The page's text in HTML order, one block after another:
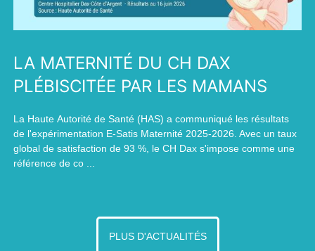
LA MATERNITÉ DU CH DAX
PLÉBISCITÉE PAR LES MAMANS
La Haute Autorité de Santé (HAS) a communiqué les résultats
de l'expérimentation E-Satis Maternité 2025-2026. Avec un taux
global de satisfaction de 93 %, le CH Dax s'impose comme une
référence de co ...
PLUS D'ACTUALITÉS